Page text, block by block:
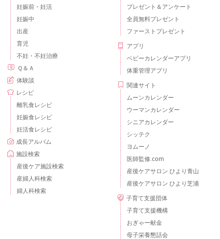
妊娠前・妊活
妊娠中
出産
育児
不妊・不妊治療
Ｑ＆Ａ
体験談
レシピ
離乳食レシピ
妊娠食レシピ
妊活食レシピ
成長アルバム
施設検索
産後ケア施設検索
産婦人科検索
婦人科検索
プレゼント＆アンケート
全員無料プレゼント
ファーストプレゼント
アプリ
ベビーカレンダーアプリ
体重管理アプリ
関連サイト
ムーンカレンダー
ウーマンカレンダー
シニアカレンダー
シッテク
ヨムーノ
医師監修.com
産後ケアサロン ひより青山
産後ケアサロン ひより芝浦
子育て支援団体
子育て支援機構
おぎゃー献金
母子栄養懇話会